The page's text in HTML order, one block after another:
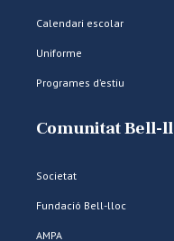
Calendari escolar
Uniforme
Programes d’estiu
Comunitat Bell-
Societat
Fundació Bell-lloc
AMPA